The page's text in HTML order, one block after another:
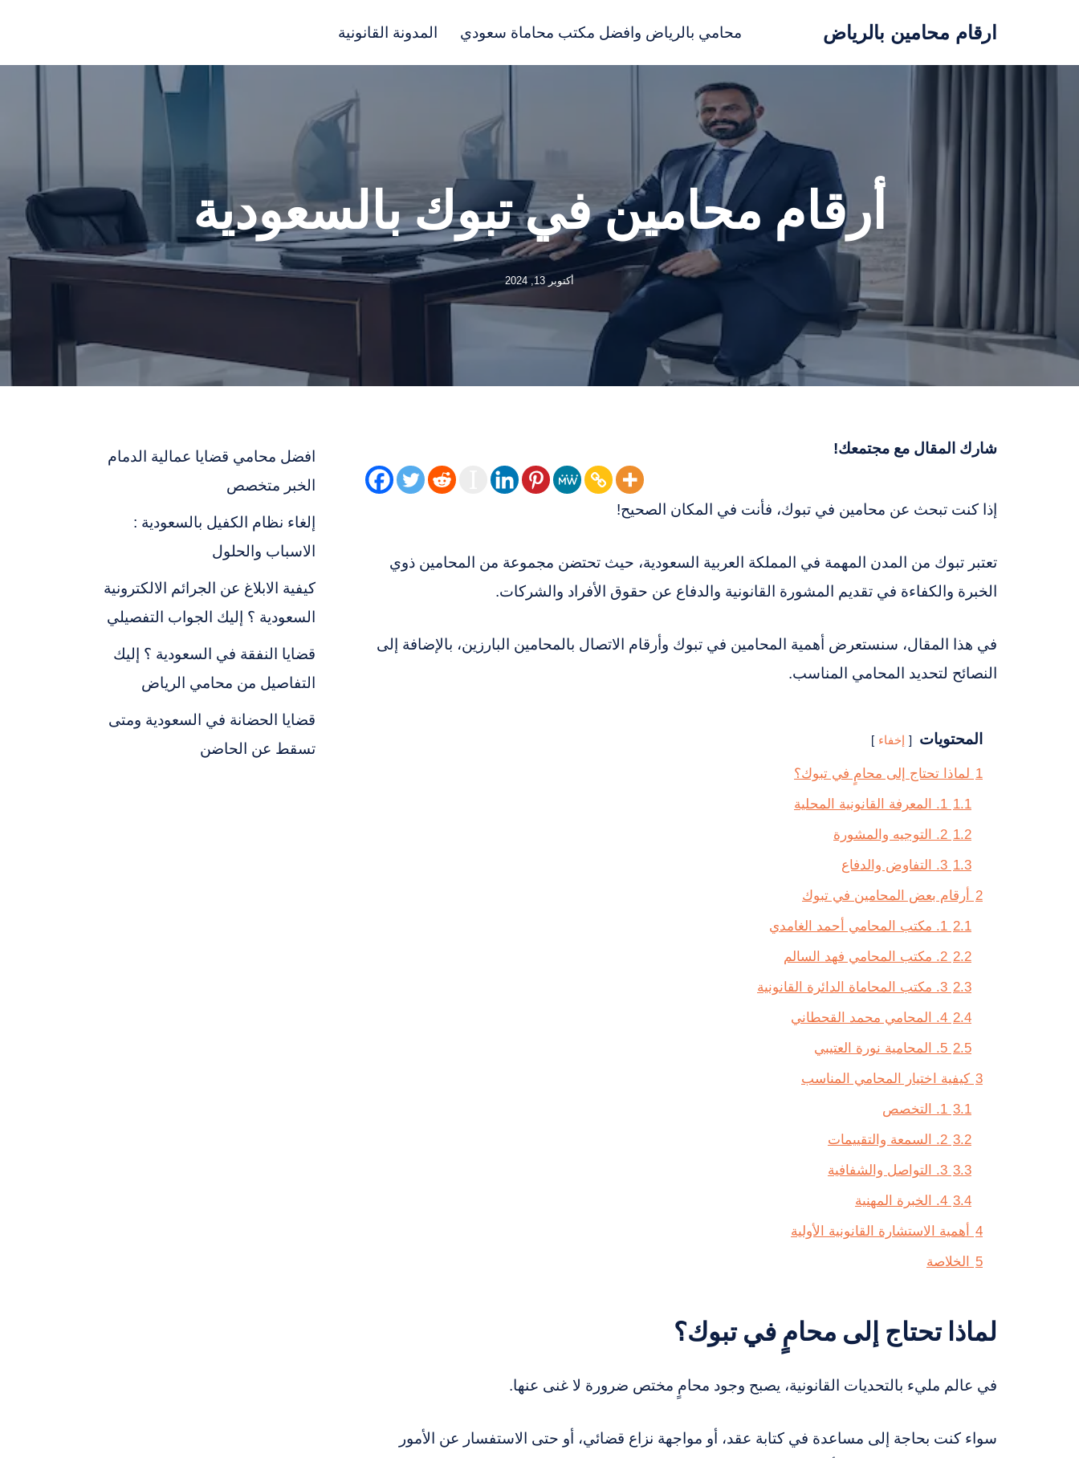
ارقام محامين بالرياض محامي بالرياض وافضل مكتب محاماة سعودي المدونة القانونية
أرقام محامين في تبوك بالسعودية
أكتوبر 13, 2024
شارك المقال مع مجتمعك!
إذا كنت تبحث عن محامين في تبوك، فأنت في المكان الصحيح!
تعتبر تبوك من المدن المهمة في المملكة العربية السعودية، حيث تحتضن مجموعة من المحامين ذوي
الخبرة والكفاءة في تقديم المشورة القانونية والدفاع عن حقوق الأفراد والشركات.
في هذا المقال، سنستعرض أهمية المحامين في تبوك وأرقام الاتصال بالمحامين البارزين، بالإضافة إلى
النصائح لتحديد المحامي المناسب.
المحتويات إخفاء
1 لماذا تحتاج إلى محامٍ في تبوك؟
1.1 1. المعرفة القانونية المحلية
1.2 2. التوجيه والمشورة
1.3 3. التفاوض والدفاع
2
أرقام بعض المحامين في تبوك
2.1 1. مكتب المحامي أحمد الغامدي
2.2 2. مكتب المحامي فهد السالم
2.3 3. مكتب المحاماة الدائرة القانونية
2.4 4. المحامي محمد القحطاني
2.5 5. المحامية نورة العتيبي
3 كيفية اختيار المحامي المناسب
3.1 1. التخصص
3.2 2. السمعة والتقييمات
3.3 3. التواصل والشفافية
3.4 4. الخبرة المهنية
4
أهمية الاستشارة القانونية الأولية
5
الخلاصة
لماذا تحتاج إلى محامٍ في تبوك؟
في عالم مليء بالتحديات القانونية، يصبح وجود محامٍ مختص ضرورة لا غنى عنها.
سواء كنت بحاجة إلى مساعدة في كتابة عقد، أو مواجهة نزاع قضائي، أو حتى الاستفسار عن الأمور
افضل محامي قضايا عمالية الدمام
الخبر متخصص
إلغاء نظام الكفيل بالسعودية :
الاسباب والحلول
كيفية الابلاغ عن الجرائم الالكترونية
السعودية ؟ إليك الجواب التفصيلي
قضايا النفقة في السعودية ؟ إليك
التفاصيل من محامي الرياض
قضايا الحضانة في السعودية ومتى
تسقط عن الحاضن